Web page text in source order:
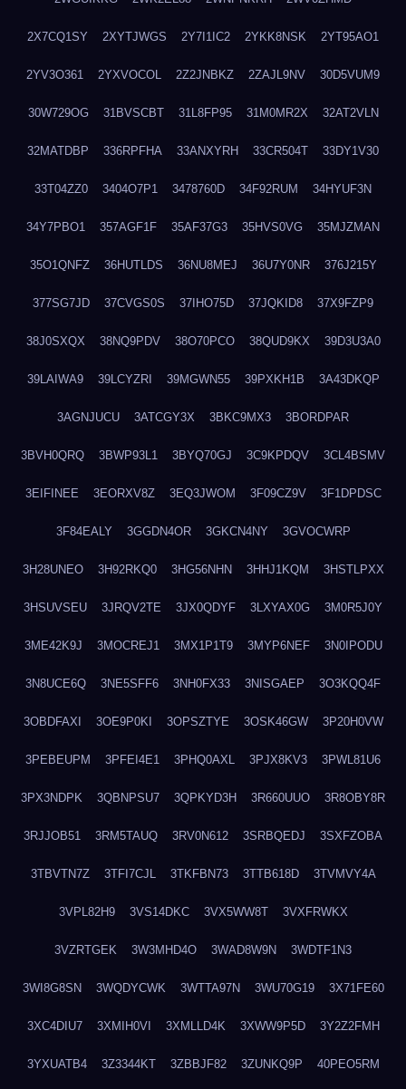
2X7CQ1SY 2XYTJWGS 2Y7I1IC2 2YKK8NSK 2YT95AO1
2YV3O361 2YXVOCOL 2Z2JNBKZ 2ZAJL9NV 30D5VUM9
30W729OG 31BVSCBT 31L8FP95 31M0MR2X 32AT2VLN
32MATDBP 336RPFHA 33ANXYRH 33CR504T 33DY1V30
33T04ZZ0 3404O7P1 3478760D 34F92RUM 34HYUF3N
34Y7PBO1 357AGF1F 35AF37G3 35HVS0VG 35MJZMAN
35O1QNFZ 36HUTLDS 36NU8MEJ 36U7Y0NR 376J215Y
377SG7JD 37CVGS0S 37IHO75D 37JQKID8 37X9FZP9
38J0SXQX 38NQ9PDV 38O70PCO 38QUD9KX 39D3U3A0
39LAIWA9 39LCYZRI 39MGWN55 39PXKH1B 3A43DKQP
3AGNJUCU 3ATCGY3X 3BKC9MX3 3BORDPAR
3BVH0QRQ 3BWP93L1 3BYQ70GJ 3C9KPDQV 3CL4BSMV
3EIFINEE 3EORXV8Z 3EQ3JWOM 3F09CZ9V 3F1DPDSC
3F84EALY 3GGDN4OR 3GKCN4NY 3GVOCWRP
3H28UNEO 3H92RKQ0 3HG56NHN 3HHJ1KQM 3HSTLPXX
3HSUVSEU 3JRQV2TE 3JX0QDYF 3LXYAX0G 3M0R5J0Y
3ME42K9J 3MOCREJ1 3MX1P1T9 3MYP6NEF 3N0IPODU
3N8UCE6Q 3NE5SFF6 3NH0FX33 3NISGAEP 3O3KQQ4F
3OBDFAXI 3OE9P0KI 3OPSZTYE 3OSK46GW 3P20H0VW
3PEBEUPM 3PFEI4E1 3PHQ0AXL 3PJX8KV3 3PWL81U6
3PX3NDPK 3QBNPSU7 3QPKYD3H 3R660UUO 3R8OBY8R
3RJJOB51 3RM5TAUQ 3RV0N612 3SRBQEDJ 3SXFZOBA
3TBVTN7Z 3TFI7CJL 3TKFBN73 3TTB618D 3TVMVY4A
3VPL82H9 3VS14DKC 3VX5WW8T 3VXFRWKX
3VZRTGEK 3W3MHD4O 3WAD8W9N 3WDTF1N3
3WI8G8SN 3WQDYCWK 3WTTA97N 3WU70G19 3X71FE60
3XC4DIU7 3XMIH0VI 3XMLLD4K 3XWW9P5D 3Y2Z2FMH
3YXUATB4 3Z3344KT 3ZBBJF82 3ZUNKQ9P 40PEO5RM